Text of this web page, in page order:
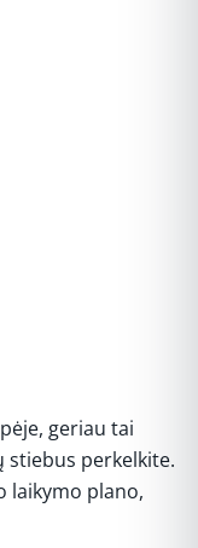
geriau tai
stiebus perkelkite.
laikymo plano,